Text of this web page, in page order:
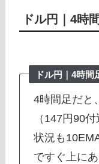
ドル円｜4時
ドル円｜4時間
4時間足だと
（147円90
状況も
ですぐ上に